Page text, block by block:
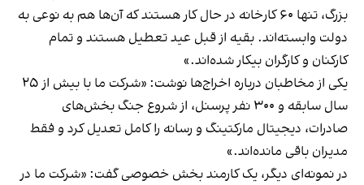
بزرگ، تنها ۶۰ کارخانه در حال کار هستند که آن‌ها هم به نوعی به
دولت وابسته‌اند. بقیه از قبل عید تعطیل هستند و تمام
کارکنان و کارگران بیکار شده‌اند.»
یکی از مخاطبان درباره اخراج‌ها نوشت: «شرکت ما با بیش از ۲۵
سال سابقه و ۳۰۰ نفر پرسنل، از شروع جنگ بخش‌های
صادرات، دیجیتال مارکتینگ و رسانه را کامل تعدیل کرد و فقط
مدیران باقی مانده‌اند.»
در نمونه‌ای دیگر، یک کارمند بخش خصوصی گفت: «شرکت ما در